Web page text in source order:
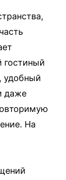
гостиный
удобный
даже
На